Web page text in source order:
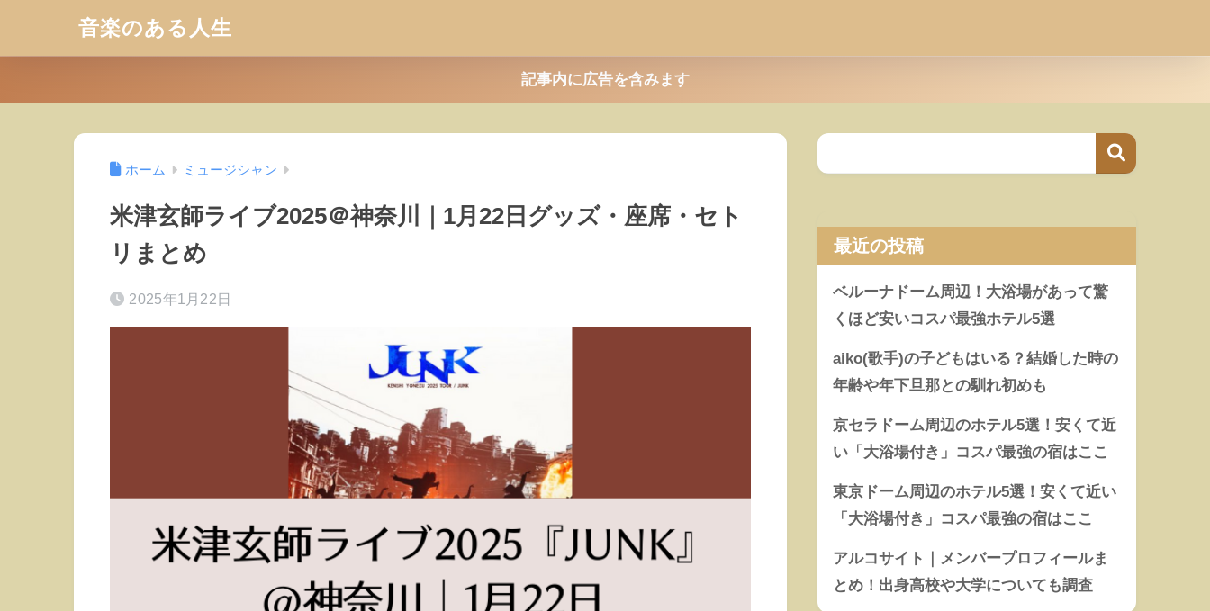
音楽のある人生
記事内に広告を含みます
ホーム ミュージシャン
米津玄師ライブ2025＠神奈川｜1月22日グッズ・座席・セト
リまとめ
2025年1月22日
最近の投稿
ベルーナドーム周辺！大浴場があって驚
くほど安いコスパ最強ホテル5選
aiko(歌手)の子どもはいる？結婚した時の
年齢や年下旦那との馴れ初めも
京セラドーム周辺のホテル5選！安くて近
い「大浴場付き」コスパ最強の宿はここ
東京ドーム周辺のホテル5選！安くて近い
「大浴場付き」コスパ最強の宿はここ
アルコサイト｜メンバープロフィールま
とめ！出身高校や大学についても調査